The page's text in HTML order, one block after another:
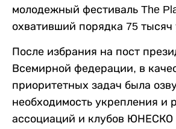
молодежный фестиваль The
охвативший порядка 75 тысяч
После избрания на пост
Всемирной федерации, в
приоритетных задач была
необходимость укрепления и
ассоциаций и клубов ЮНЕСКО